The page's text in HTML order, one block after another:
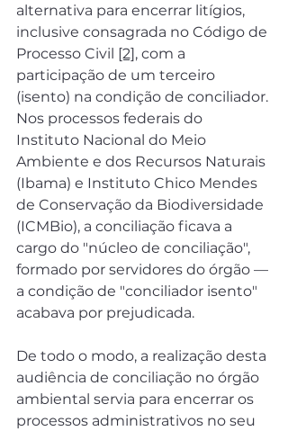
alternativa para encerrar litígios,
inclusive consagrada no Código de
Processo Civil [2], com a
participação de um terceiro
(isento) na condição de conciliador.
Nos processos federais do
Instituto Nacional do Meio
Ambiente e dos Recursos Naturais
(Ibama) e Instituto Chico Mendes
de Conservação da Biodiversidade
(ICMBio), a conciliação ficava a
cargo do "núcleo de conciliação",
formado por servidores do órgão —
a condição de "conciliador isento"
acabava por prejudicada.
De todo o modo, a realização desta
audiência de conciliação no órgão
ambiental servia para encerrar os
processos administrativos no seu